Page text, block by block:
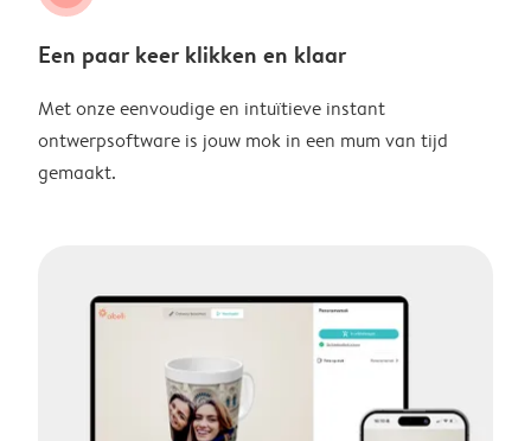
Een paar keer klikken en klaar
Met onze eenvoudige en intuïtieve instant
ontwerpsoftware is jouw mok in een mum van tijd
gemaakt.